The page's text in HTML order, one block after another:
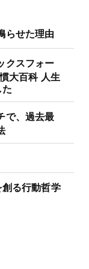
らせた理由
クスフォー
大百科 人生
た
で、過去最
る行動哲学